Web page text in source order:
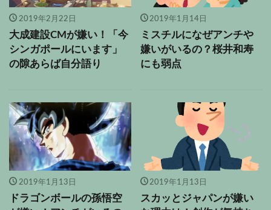
2019年2月22日
大成建設CMが嫌い！「今
シンガポールにいます」
の隙あらば自分語り
2019年1月14日
ミスチルになぜアンチや
嫌いがいるの？桜井和寿
にも弱点
2019年1月13日
ドラゴンボールの孫悟空
2019年1月13日
スカッとジャパンが嫌い